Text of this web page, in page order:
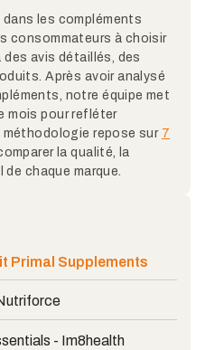
dans les compléments
consommateurs à choisir
avis détaillés, des
Après avoir analysé
notre équipe met
mois pour refléter
méthodologie repose sur 7
la qualité, la
chaque marque.
Primal Supplements
- Im8health